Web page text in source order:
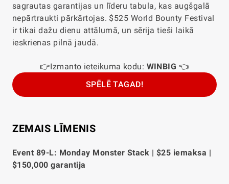
sagrautas garantijas un līderu tabula, kas augšgalā
nepārtraukti pārkārtojas. $525 World Bounty Festival
ir tikai dažu dienu attālumā, un sērija tieši laikā
ieskrienas pilnā jaudā.
👉Izmanto ieteikuma kodu: WINBIG 👈
SPĒLĒ TAGAD!
ZEMAIS LĪMENIS
Event 89-L: Monday Monster Stack | $25 iemaksa |
$150,000 garantija